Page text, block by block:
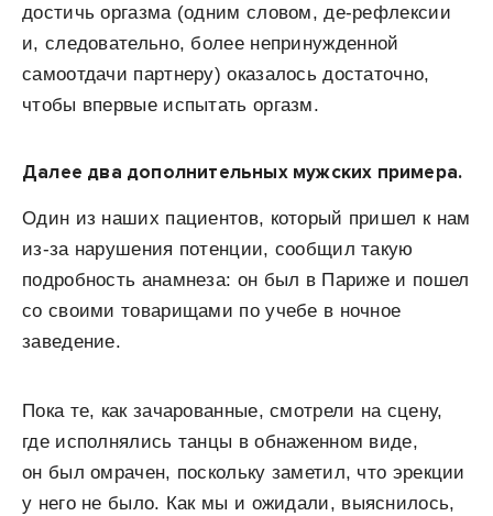
достичь оргазма (одним словом, де-рефлексии
и, следовательно, более непринужденной
самоотдачи партнеру) оказалось достаточно,
чтобы впервые испытать оргазм.
Далее два дополнительных мужских примера.
Один из наших пациентов, который пришел к нам
из-за нарушения потенции, сообщил такую
подробность анамнеза: он был в Париже и пошел
со своими товарищами по учебе в ночное
заведение.
Пока те, как зачарованные, смотрели на сцену,
где исполнялись танцы в обнаженном виде,
он был омрачен, поскольку заметил, что эрекции
у него не было. Как мы и ожидали, выяснилось,